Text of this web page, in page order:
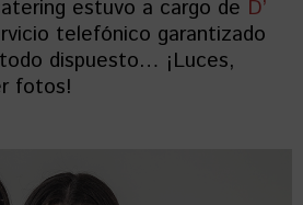
estuvo a cargo de D’
telefónico garantizado
dispuesto… ¡Luces,
fotos!